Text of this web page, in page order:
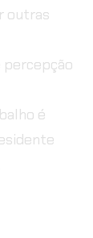
outras
percepção
é